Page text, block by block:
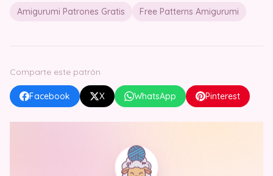
Amigurumi Patrones Gratis Free Patterns Amigurumi
Comparte este patrón
Facebook X WhatsApp Pinterest